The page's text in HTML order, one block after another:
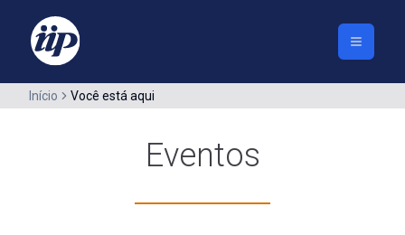
Início Você está aqui
Eventos